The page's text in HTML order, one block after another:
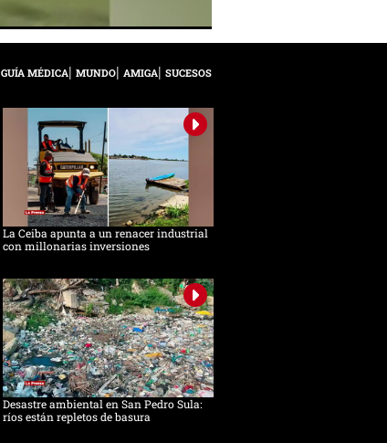
GUÍA MÉDICA MUNDO AMIGA SUCESOS
La Ceiba apunta a un renacer industrial
con millonarias inversiones
Desastre ambiental en San Pedro Sula:
ríos están repletos de basura